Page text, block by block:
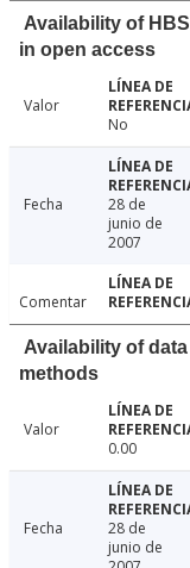
Availability of
in open access
Valor
No
Fecha
28 de
junio de
2007
Comentar
Availability of
methods
Valor
0.00
Fecha
28 de
junio de